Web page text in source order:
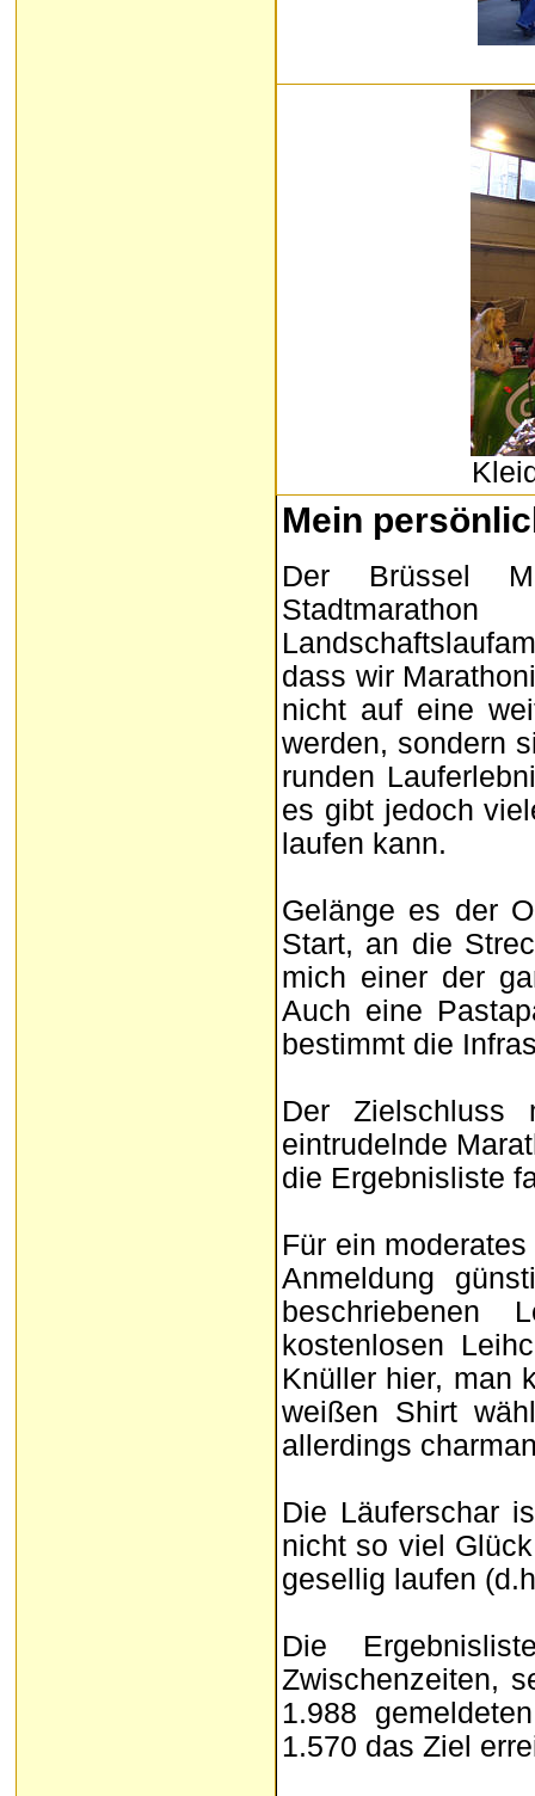
Mein
Der Brüssel
dass wir
nicht auf eine
werden, sondern
runden
es gibt jedoch
laufen kann.
Gelänge es der
Start, an die
mich einer der
Auch eine
bestimmt die
Der
eintrudelnde
die Ergebnisliste
Für ein
Anmeldung
kostenlosen
Knüller hier, man
weißen Shirt
allerdings
Die Läuferschar
nicht so viel
gesellig laufen
Die
Zwischenzeiten,
1.988
1.570 das Ziel